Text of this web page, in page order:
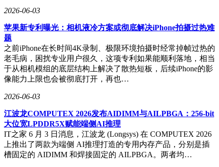
2026-06-03
苹果新专利曝光：相机液冷方案或彻底解决iPhone拍摄过热难
题
之前iPhone在长时间4K录制、极限环境拍摄时经常掉帧过热的
老毛病，困扰专业用户很久，这项专利如果能顺利落地，相当
于从相机模组的底层结构上解决了散热短板，后续iPhone的影
像能力上限也会被彻底打开，再也…
2026-06-03
江波龙COMPUTEX 2026发布AIDIMM与AILPBGA：256-bit
大位宽LPDDR5X赋能端侧AI推理
IT之家 6 月 3 日消息，江波龙 (Longsys) 在 COMPUTEX 2026
上推出了两款为端侧 AI推理打造的专用内存产品，分别是插
槽固定的 AIDIMM 和焊接固定的 AILPBGA。两者均…